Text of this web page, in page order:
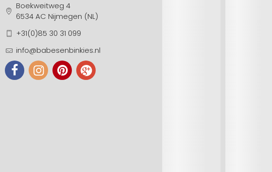
Boekweitweg 4
6534 AC Nijmegen (NL)
+31(0)85 30 31 099
info@babesenbinkies.nl